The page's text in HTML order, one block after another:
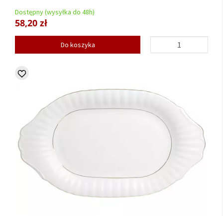
Dostępny (wysyłka do 48h)
58,20 zł
Do koszyka